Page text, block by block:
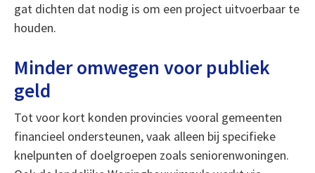
gat dichten dat nodig is om een project uitvoerbaar te
houden.
Minder omwegen voor publiek
geld
Tot voor kort konden provincies vooral gemeenten
financieel ondersteunen, vaak alleen bij specifieke
knelpunten of doelgroepen zoals seniorenwoningen.